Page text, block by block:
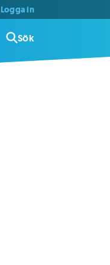
Logga in
Sök